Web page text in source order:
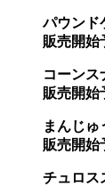
パウン
販売開始
コーン
販売開始
まんじ
販売開始
チュロ